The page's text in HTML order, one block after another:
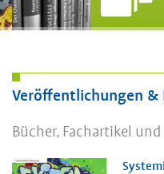
Veröffentlichungen &
Bücher, Fachartikel